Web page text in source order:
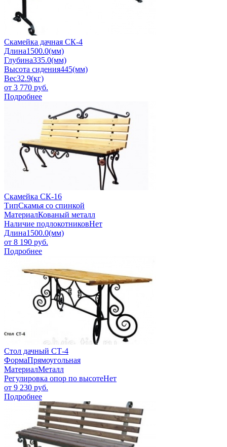
Скамейка дачная СК-4
Длина1500.0(мм)
Глубина335.0(мм)
Высота сидения445(мм)
Вес32.9(кг)
от 3 770 руб.
Подробнее
Скамейка СК-16
ТипСкамья со спинкой
МатериалКованый металл
Наличие подлокотниковНет
Длина1500.0(мм)
от 8 190 руб.
Подробнее
Стол дачный СТ-4
ФормаПрямоугольная
МатериалМеталл
Регулировка опор по высотеНет
от 9 230 руб.
Подробнее